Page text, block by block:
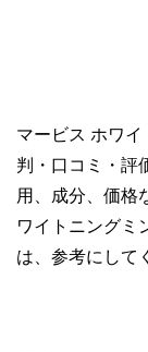
マービス ホワ
判・口コミ・評
用、成分、価格
ワイトニングミ
は、参考にして